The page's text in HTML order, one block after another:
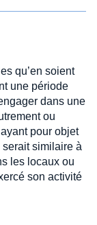
qu’en soient
une période
dans une
ou
pour objet
serait similaire à
les locaux ou
son activité